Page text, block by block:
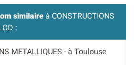
similaire à CONSTRUCTIONS
:
METALLIQUES - à Toulouse